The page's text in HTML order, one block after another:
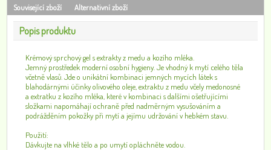
Související zboží
Alternativní zboží
Popis produktu
Krémový sprchový gel s extrakty z medu a kozího mléka.
Jemný prostředek moderní osobní hygieny. Je vhodný k mytí celého těla
včetně vlasů. Jde o unikátní kombinaci jemných mycích látek s
blahodárnými účinky olivového oleje, extraktu z medu včely medonosné
a extratku z kozího mléka, které v kombinaci s dalšími ošetřujícími
složkami napomáhají ochraně před nadměrným vysušováním a
podrážděním pokožky při mytí a jejímu udržování v hebkém stavu.
Použití:
Dávkujte na vlhké tělo a po umytí opláchněte vodou.